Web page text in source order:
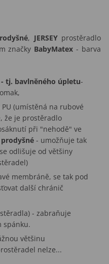
, JERSEYprostěradlo
značky BabyMatex - barva
tj. bavlněného úpletu-
PU (umístěná na rubové
že je prostěradlo
při "nehodě" ve
prodyšné - umožňuje tak
odlišuje od většiny
membráně, se tak pod
další chránič
- zabraňuje
spánku.
většinu
nelze...